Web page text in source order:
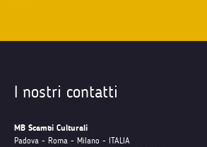
I nostri contatti
MB Scambi Culturali
Padova - Roma - Milano - ITALIA